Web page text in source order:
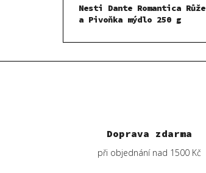
Doprava zdarma
při objednání nad 1500 Kč
Nesti Dante Romantica Růže
a Pivoňka mýdlo 250 g